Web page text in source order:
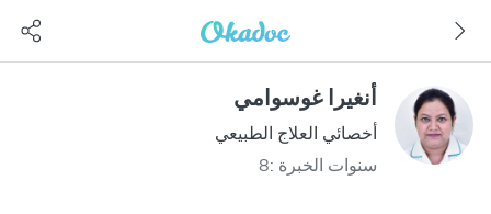
أنغيرا غوسوامي
أخصائي العلاج الطبيعي
سنوات الخبرة :8